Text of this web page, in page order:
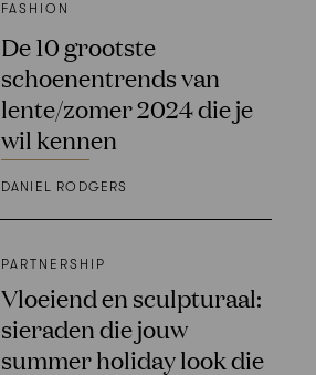
FASHION
De 10 grootste
schoenentrends van
lente/zomer 2024 die je
wil kennen
DANIEL RODGERS
PARTNERSHIP
Vloeiend en sculpturaal:
sieraden die jouw
summer holiday look die